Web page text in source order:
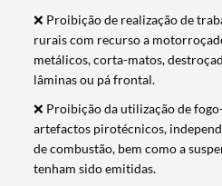
❌ Proibição de realização de
rurais com recurso a
metálicos, corta-matos,
lâminas ou pá frontal.
❌ Proibição da utilização de
artefactos pirotécnicos,
de combustão, bem como a
tenham sido emitidas.